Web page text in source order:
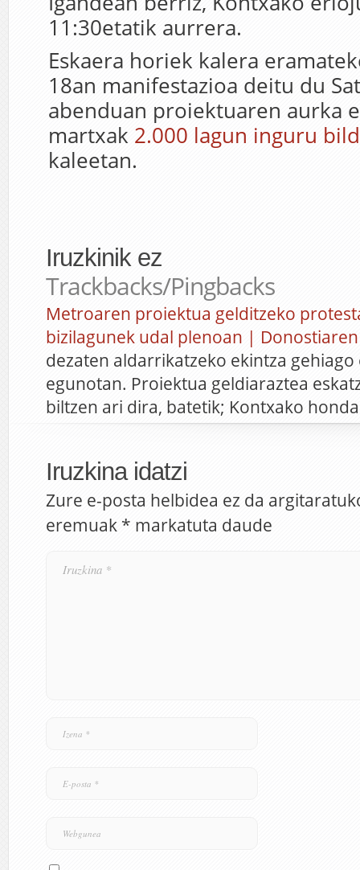
11:30etatik aurrera.
Eskaera horiek kalera
18an manifestazioa deitu du
abenduan proiektuaren aurka
martxak 2.000 lagun inguru
kaleetan.
Iruzkinik ez
Trackbacks/Pingbacks
Metroaren proiektua gelditzeko
bizilagunek udal plenoan |
dezaten aldarrikatzeko ekintza
egunotan. Proiektua geldiaraztea
biltzen ari dira, batetik; Kontxako
Iruzkina idatzi
Zure e-posta helbidea ez da
eremuak * markatuta daude